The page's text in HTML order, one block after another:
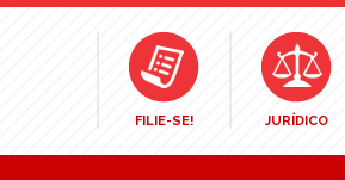
FILIE-SE! JURÍDICO